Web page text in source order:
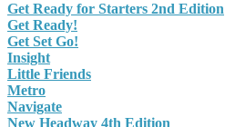
Get Ready for Starters 2nd Edition
Get Ready!
Get Set Go!
Insight
Little Friends
Metro
Navigate
New Headway 4th Edition